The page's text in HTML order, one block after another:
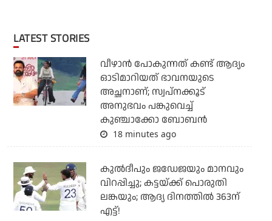
LATEST STORIES
വീഴാന്‍ പോകുന്നത് കണ്ട് ആദ്യം
ഓടിമാറിയത് ഭാവനയുടെ
അച്ഛനാണ്; സ്വപ്‌നക്കൂട്
അനുഭവം പങ്കുവെച്ച്
കുഞ്ചാക്കോ ബോബന്‍
18 minutes ago
കുല്‍ദീപും ജഡേജയും മാനവും
വിറപ്പിച്ചു; കട്ടയ്ക്ക് പൊരുതി
ലങ്കയും; ആദ്യ ദിനത്തില്‍ 363ന്
എട്ട്!